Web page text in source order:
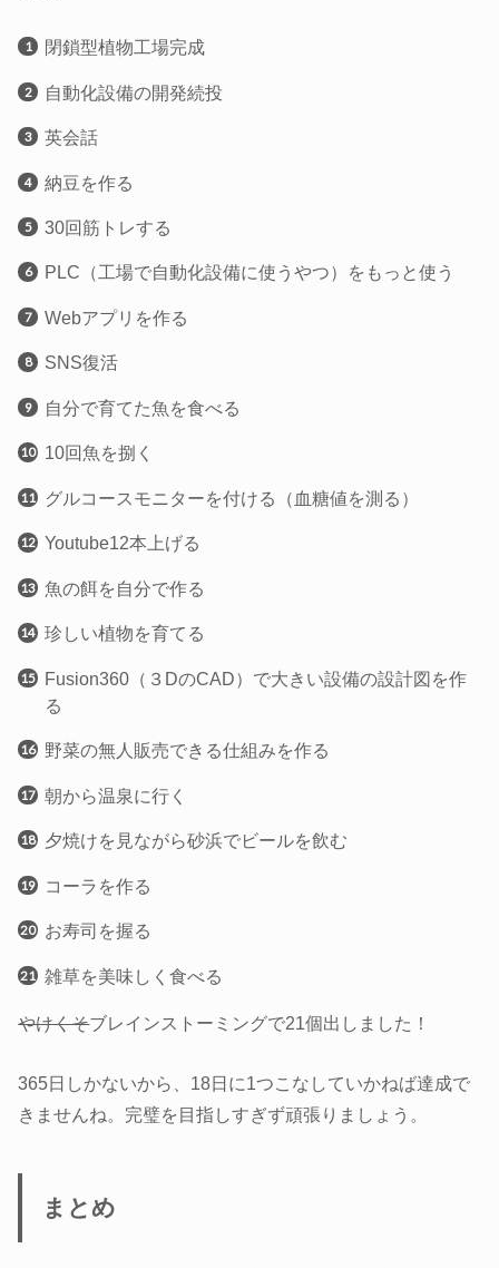
閉鎖型植物工場完成
自動化設備の開発続投
英会話
納豆を作る
30回筋トレする
PLC（工場で自動化設備に使うやつ）をもっと使う
Webアプリを作る
SNS復活
自分で育てた魚を食べる
10回魚を捌く
グルコースモニターを付ける（血糖値を測る）
Youtube12本上げる
魚の餌を自分で作る
珍しい植物を育てる
Fusion360（３DのCAD）で大きい設備の設計図を作
る
野菜の無人販売できる仕組みを作る
朝から温泉に行く
夕焼けを見ながら砂浜でビールを飲む
コーラを作る
お寿司を握る
雑草を美味しく食べる
やけくそブレインストーミングで21個出しました！
365日しかないから、18日に1つこなしていかねば達成で
きませんね。完璧を目指しすぎず頑張りましょう。
まとめ